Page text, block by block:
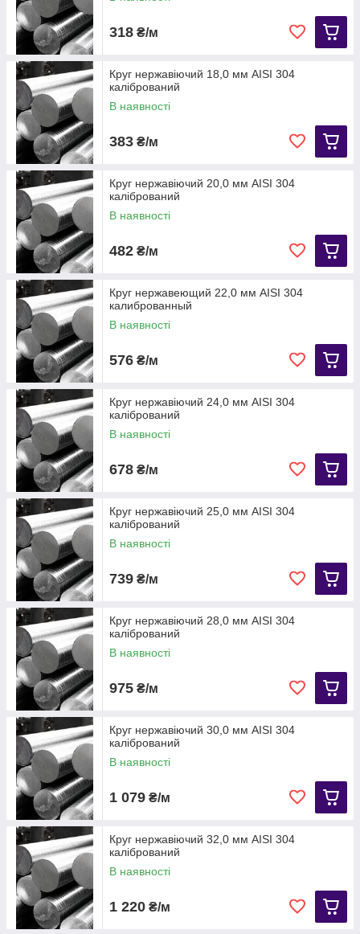
318 ₴/м
Круг нержавіючий 18,0 мм AISI 304
калібрований
В наявності
383 ₴/м
Круг нержавіючий 20,0 мм АІЅІ 304
калібрований
В наявності
482 ₴/м
Круг нержавеющий 22,0 мм AISI 304
калиброванный
В наявності
576 ₴/м
Круг нержавіючий 24,0 мм AISI 304
калібрований
В наявності
678 ₴/м
Круг нержавіючий 25,0 мм АІЅІ 304
калібрований
В наявності
739 ₴/м
Круг нержавіючий 28,0 мм AISI 304
калібрований
В наявності
975 ₴/м
Круг нержавіючий 30,0 мм АІЅІ 304
калібрований
В наявності
1 079 ₴/м
Круг нержавіючий 32,0 мм АІЅІ 304
калібрований
В наявності
1 220 ₴/м